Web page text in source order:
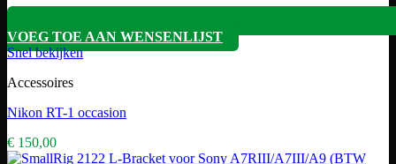
VOEG TOE AAN WENSENLIJST
Snel bekijken
Accessoires
Nikon RT-1 occasion
€ 150,00